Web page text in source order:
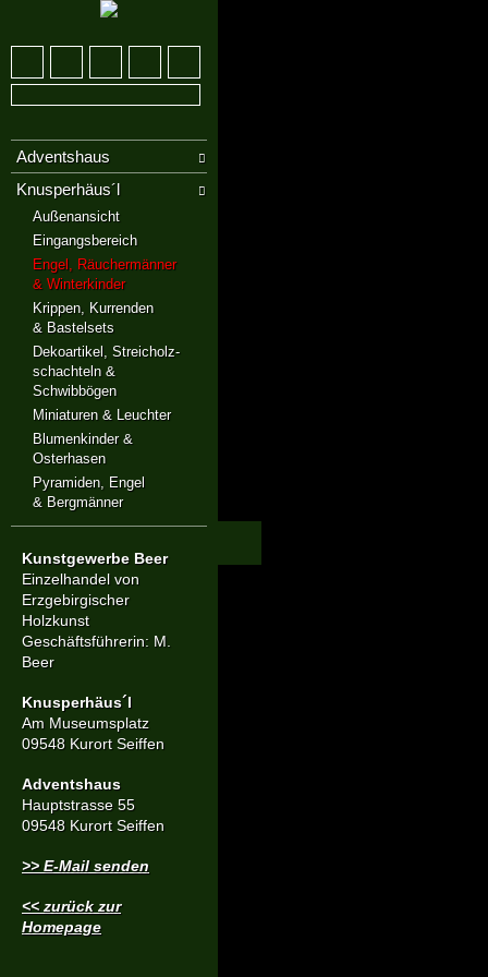
Adventshaus
Knusperhäus´l
Außenansicht
Eingangsbereich
Engel, Räuchermänner
& Winterkinder
Krippen, Kurrenden
& Bastelsets
Dekoartikel, Streicholz-
schachteln &
Schwibbögen
Miniaturen & Leuchter
Blumenkinder &
Osterhasen
Pyramiden, Engel
& Bergmänner
Kunstgewerbe Beer
Einzelhandel von
Erzgebirgischer
Holzkunst
Geschäftsführerin: M.
Beer
Knusperhäus´l
Am Museumsplatz
09548 Kurort Seiffen
Adventshaus
Hauptstrasse 55
09548 Kurort Seiffen
>> E-Mail senden
<< zurück zur
Homepage